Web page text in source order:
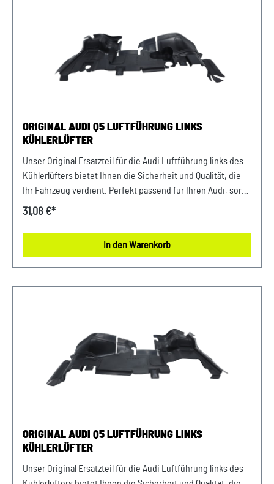
Kaufabwicklung die 17-stellige Fahrgestellnummer (Bsp.
VW: WVWZZZ... Audi: WAUZZZ...) Ihres Fahrzeugs
mitzuteilen. Wir prüfen vorab, ob der gewünschte Artikel
zum Fahrzeug passt.
ORIGINAL AUDI Q5 LUFTFÜHRUNG LINKS
KÜHLERLÜFTER
Unser Original Ersatzteil für die Audi Luftführung links des
Kühlerlüfters bietet Ihnen die Sicherheit und Qualität, die
Ihr Fahrzeug verdient. Perfekt passend für Ihren Audi, sorgt
es für eine optimale Luftführung und damit für eine
erstklassige Materialien und präzise Verarbeitung für eine
lange Lebensdauer und zuverlässige Leistung.
der Kaufabwicklung die 17-stellige Fahrgestellnummer (Bsp.
VW: WVWZZZ... Audi: WAUZZZ...) Ihres Fahrzeugs
mitzuteilen. Wir prüfen vorab, ob der gewünschte Artikel
zum Fahrzeug passt.
31,08 €*
In den Warenkorb
ORIGINAL AUDI Q5 LUFTFÜHRUNG LINKS
KÜHLERLÜFTER
Unser Original Ersatzteil für die Audi Luftführung links des